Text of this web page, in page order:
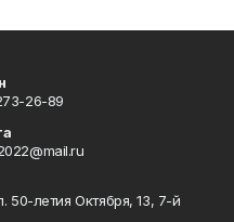
26-89
50-летия Октября, 13, 7-й